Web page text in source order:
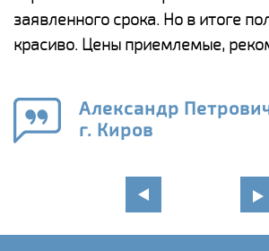
заявленного срока. Но в итоге
красиво. Цены приемлемые,
Александр
г. Киров